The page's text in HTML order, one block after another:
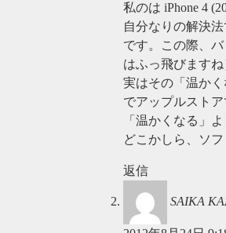
私のは iPhone 4
自分なりの解決
です。この際、
はふっ飛びますね
実はその「温か
でアップルスト
「温かくなる」
どこかしら、ソ
返信
SAIKA